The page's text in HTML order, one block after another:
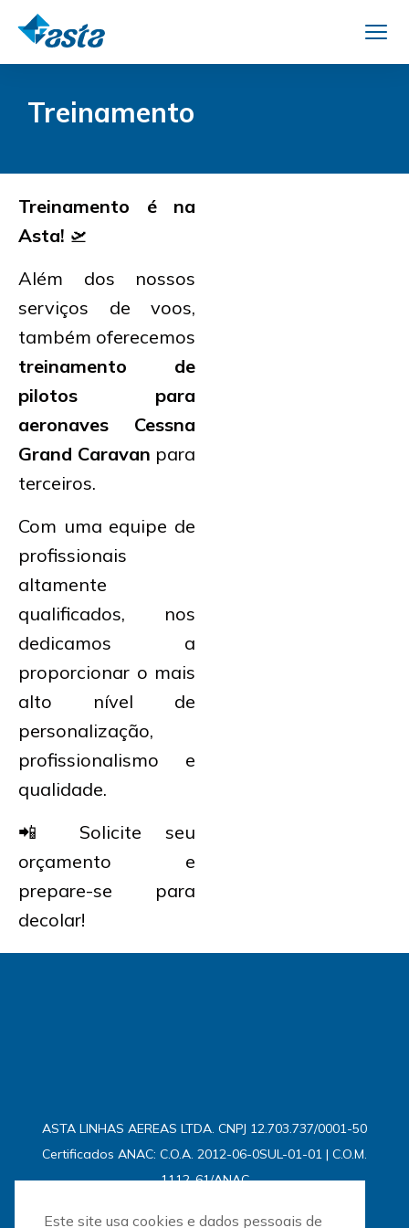
Treinamento
Treinamento é na
Asta! 🛫
Além dos nossos
serviços de voos,
também oferecemos
treinamento de
pilotos para
aeronaves Cessna
Grand Caravan para
terceiros.
Com uma equipe de
profissionais
altamente
qualificados, nos
dedicamos a
proporcionar o mais
alto nível de
personalização,
profissionalismo e
qualidade.
📲 Solicite seu
orçamento e
prepare-se para
decolar!
ASTA LINHAS AEREAS LTDA. CNPJ 12.703.737/0001-50
Certificados ANAC: C.O.A. 2012-06-0SUL-01-01 | C.O.M.
1112-61/ANAC
Este site usa cookies e dados pessoais de